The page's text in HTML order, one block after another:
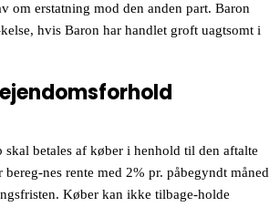
om erstatning mod den anden part. Baron
hvis Baron har handlet groft uagtsomt i
skal betales af køber i henhold til den aftalte
nes rente med 2% pr. påbegyndt måned
Køber kan ikke tilbage-holde